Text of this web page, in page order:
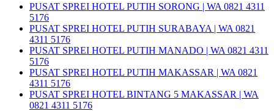
PUSAT SPREI HOTEL PUTIH SORONG | WA 0821 4311
5176
PUSAT SPREI HOTEL PUTIH SURABAYA | WA 0821
4311 5176
PUSAT SPREI HOTEL PUTIH MANADO | WA 0821 4311
5176
PUSAT SPREI HOTEL PUTIH MAKASSAR | WA 0821
4311 5176
PUSAT SPREI HOTEL BINTANG 5 MAKASSAR | WA
0821 4311 5176